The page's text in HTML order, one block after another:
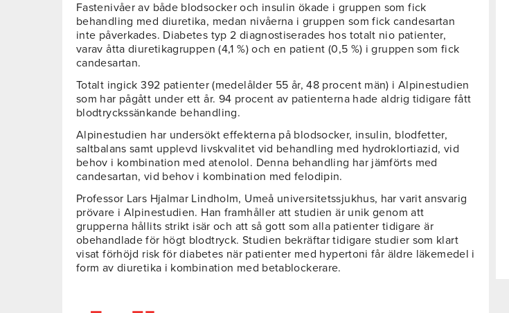
Fastenivåer av både blodsocker och insulin ökade i gruppen som fick
behandling med diuretika, medan nivåerna i gruppen som fick candesartan
inte påverkades. Diabetes typ 2 diagnostiserades hos totalt nio patienter,
varav åtta diuretikagruppen (4,1 %) och en patient (0,5 %) i gruppen som fick
candesartan.
Totalt ingick 392 patienter (medelålder 55 år, 48 procent män) i Alpinestudien
som har pågått under ett år. 94 procent av patienterna hade aldrig tidigare fått
blodtryckssänkande behandling.
Alpinestudien har undersökt effekterna på blodsocker, insulin, blodfetter,
saltbalans samt upplevd livskvalitet vid behandling med hydroklortiazid, vid
behov i kombination med atenolol. Denna behandling har jämförts med
candesartan, vid behov i kombination med felodipin.
Professor Lars Hjalmar Lindholm, Umeå universitetssjukhus, har varit ansvarig
prövare i Alpinestudien. Han framhåller att studien är unik genom att
grupperna hållits strikt isär och att så gott som alla patienter tidigare är
obehandlade för högt blodtryck. Studien bekräftar tidigare studier som klart
visat förhöjd risk för diabetes när patienter med hypertoni får äldre läkemedel i
form av diuretika i kombination med betablockerare.